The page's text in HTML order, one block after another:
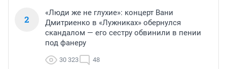
2
«Люди же не глухие»: концерт Вани
Дмитриенко в «Лужниках» обернулся
скандалом — его сестру обвинили в пении
под фанеру
30 323 48